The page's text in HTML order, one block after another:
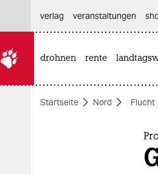
themen
verlag
veranstaltungen
drohnen rente
Startseite Nord Flucht